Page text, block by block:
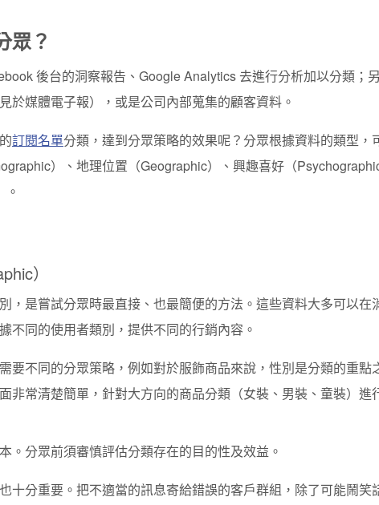
眾？
後台的洞察報告、Google Analytics 去進行分析加以分類；
於媒體電子報），或是公司內部蒐集的顧客資料。
訂閱名單分類，達到分眾策略的效果呢？分眾根據資料的類型，
）、地理位置（Geographic）、興趣喜好（
）
，是嘗試分眾時最直接、也最簡便的方法。這些資料大多可以在
不同的使用者類別，提供不同的行銷內容。
要不同的分眾策略，例如對於服飾商品來說，性別是分類的重點
非常清楚簡單，針對大方向的商品分類（女裝、男裝、童裝）進
。分眾前須審慎評估分類存在的目的性及效益。
十分重要。把不適當的訊息寄給錯誤的客戶群組，除了可能鬧笑